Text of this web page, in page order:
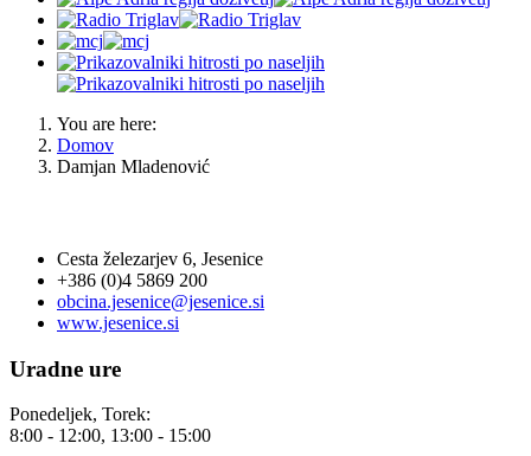
You are here:
Domov
Damjan Mladenović
Cesta železarjev 6, Jesenice
+386 (0)4 5869 200
obcina.jesenice@jesenice.si
www.jesenice.si
Uradne ure
Ponedeljek, Torek:
8:00 - 12:00, 13:00 - 15:00